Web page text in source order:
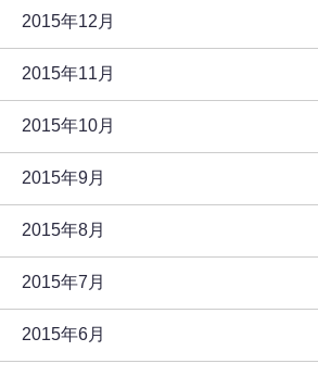
2015年12月
2015年11月
2015年10月
2015年9月
2015年8月
2015年7月
2015年6月